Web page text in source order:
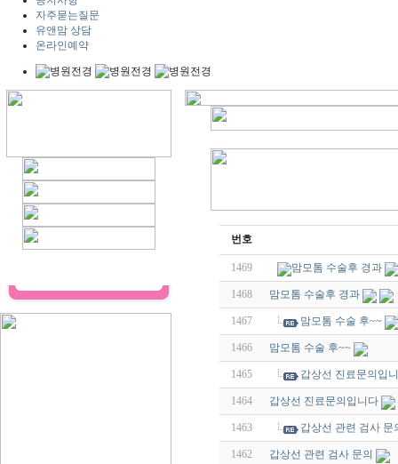
자주묻는질문
유앤맘 상담
온라인예약
번호
1469 맘모톰 수술후 경과
1468 맘모톰 수술후 경과
1467 맘모톰 수술 후~~
1466 맘모톰 수술 후~~
1465 갑상선 진료문의입
1464 갑상선 진료문의입니다
1463 갑상선 관련 검사 문
1462 갑상선 관련 검사 문의